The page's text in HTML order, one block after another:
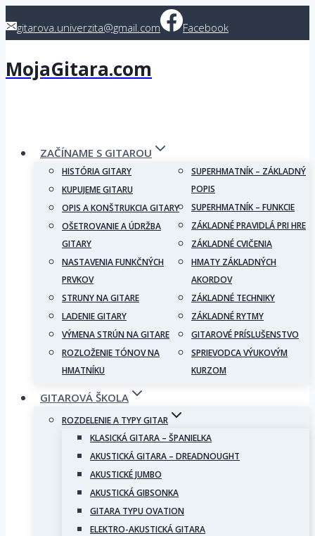
togitarova.univerzita@gmail.com Facebook
MojaGitara.com
ZAČÍNAME S GITAROU
HISTÓRIA GITARY
KUPUJEME GITARU
OPIS A KONŠTRUKCIA GITARY
OŠETROVANIE A ÚDRŽBA
GITARY
NASTAVENIA FUNKČNÝCH
PRVKOV
STRUNY NA GITARE
LADENIE GITARY
VÝMENA STRÚN NA GITARE
ROZLOŽENIE TÓNOV NA
HMATNÍKU
SUPERHMATNÍK – ZÁKLADNÝ
POPIS
SUPERHMATNÍK – FUNKCIE
ZÁKLADNÉ PRAVIDLÁ PRI HRE
ZÁKLADNÉ CVIČENIA
HMATY ZÁKLADNÝCH
AKORDOV
ZÁKLADNÉ TECHNIKY
ZÁKLADNÉ RYTMY
GITAROVÉ PRÍSLUŠENSTVO
SPRIEVODCA VÝUKOVÝM
KURZOM
GITAROVÁ ŠKOLA
ROZDELENIE A TYPY GITAR
KLASICKÁ GITARA – ŠPANIELKA
AKUSTICKÁ GITARA – DREADNOUGHT
AKUSTICKÉ JUMBO
AKUSTICKÁ GIBSONKA
GITARA TYPU OVATION
ELEKTRO-AKUSTICKÁ GITARA